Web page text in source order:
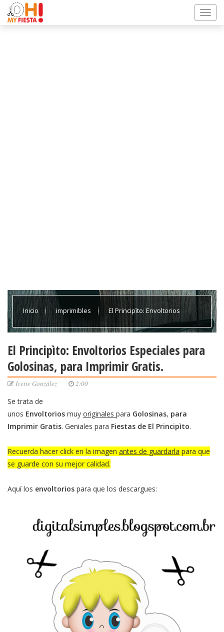
Inicio imprimibles El Principìto: Envoltorios
El Principìto: Envoltorios Especiales para
Golosinas, para Imprimir Gratis.
Ivette González 2:00
Se trata de
unos Envoltorios muy originales para Golosinas, para
Imprimir Gratis. Geniales para Fiestas de El Principìto.
Recuerda hacer click en la imagen antes de guardarla para que
se guarde con su mejor calidad.
Aquí los envoltorios para que los descargues: